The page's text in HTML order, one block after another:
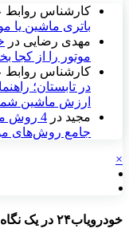
کارشناس
باتری ماشین یا
مهدی رضایی در
موتور را از کجا
کارشناس
در تابستان؛
ارزش ماشین
مجید در
4 روش
جامع روش‌های
×
خودرویاب۲۴ در یک نگاه